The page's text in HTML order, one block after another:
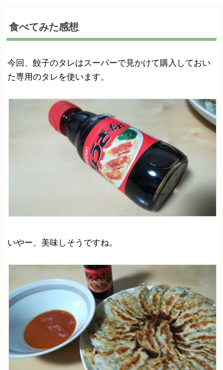
食べてみた感想
今回、餃子のタレはスーパーで見かけて購入しておい
た専用のタレを使います。
いやー、美味しそうですね。